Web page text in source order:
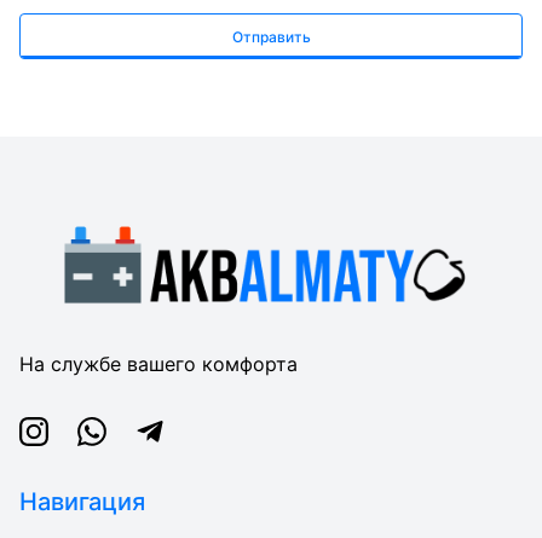
Отправить
На службе вашего комфорта
InstagramWhatsappTelegram
Навигация